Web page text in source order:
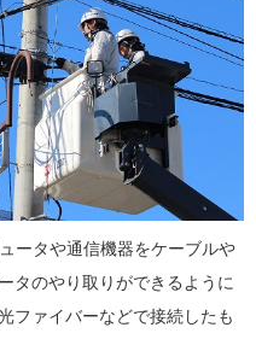
ータや通信機器をケーブルや
タのやり取りができるように
ファイバーなどで接続したも